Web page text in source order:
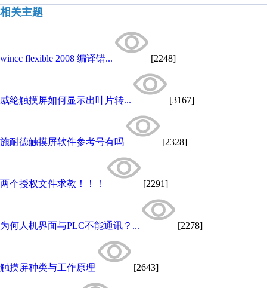
相关主题
wincc flexible 2008 编译错... [2248]
威纶触摸屏如何显示出叶片转... [3167]
施耐德触摸屏软件参考号有吗 [2328]
两个授权文件求教！！！ [2291]
为何人机界面与PLC不能通讯？... [2278]
触摸屏种类与工作原理 [2643]